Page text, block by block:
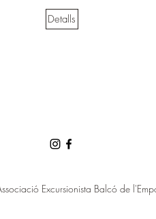
Detalls
Excursionista Balcó de